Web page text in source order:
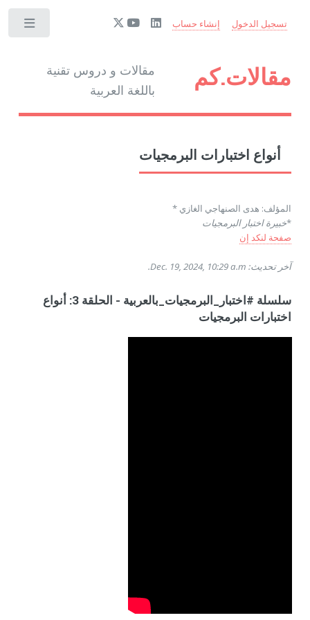
مقالات.كم
مقالات و دروس تقنية
باللغة العربية
تسجيل الدخول إنشاء حساب
أنواع اختبارات البرمجيات
المؤلف: هدى الصنهاجي الغازي *
*خبيرة اختبار البرمجيات
صفحة لنكد إن
آخر تحديث: Dec. 19, 2024, 10:29 a.m.
سلسلة #اختبار_البرمجيات_بالعربية - الحلقة 3: أنواع
اختبارات البرمجيات